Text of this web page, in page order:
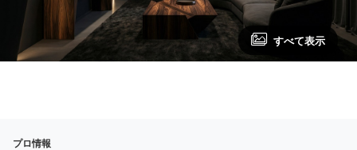
すべて表示
プロ情報